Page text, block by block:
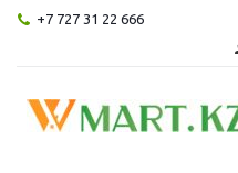
+7 727 31 22 666